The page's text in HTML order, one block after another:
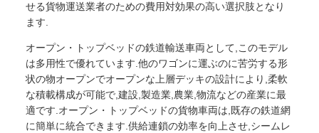
せる貨物運送業者のための費用対効果の高い選択肢となり
ます.
オープン・トップベッドの鉄道輸送車両として,このモデル
は多用性で優れています.他のワゴンに運ぶのに苦労する形
状の物オープンでオープンな上層デッキの設計により,柔軟
な積載構成が可能で,建設,製造業,農業,物流などの産業に最
適です.オープン・トップベッドの貨物車両は,既存の鉄道網
に簡単に統合できます.供給連鎖の効率を向上させ,シームレ